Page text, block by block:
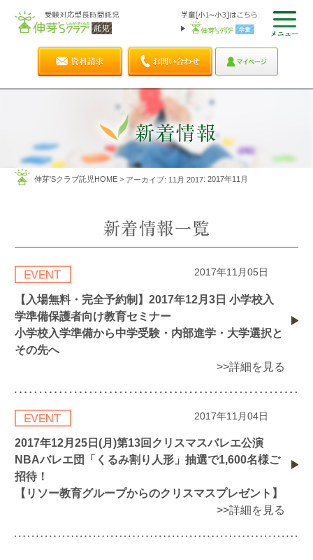
伸芽'Sクラブ託児HOME> アーカイブ: 11月 2017: 2017年11月
2017年11月05日
【入場無料・完全予約制】2017年12月3日 小学校入
学準備保護者向け教育セミナー
小学校入学準備から中学受験・内部進学・大学選択と
その先へ
>>詳細を見る
2017年11月04日
2017年12月25日(月)第13回クリスマスバレエ公演
NBAバレエ団「くるみ割り人形」抽選で1,600名様ご
招待！
【リソー教育グループからのクリスマスプレゼント】
>>詳細を見る